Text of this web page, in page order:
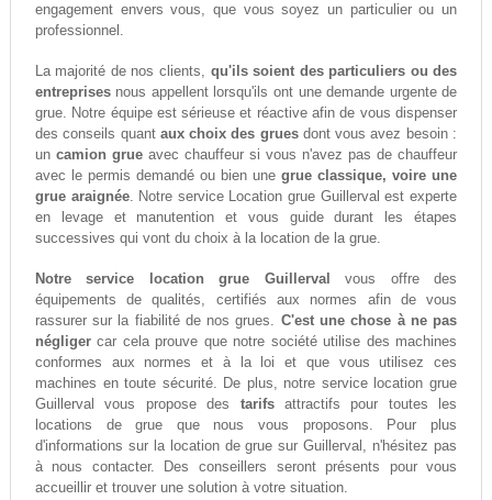
engagement envers vous, que vous soyez un particulier ou un
professionnel.
La majorité de nos clients, qu'ils soient des particuliers ou des
entreprisesnous appellent lorsqu'ils ont une demande urgente de
grue. Notre équipe est sérieuse et réactive afin de vous dispenser
des conseils quant aux choix des gruesdont vous avez besoin :
un camion grueavec chauffeur si vous n'avez pas de chauffeur
avec le permis demandé ou bien unegrue classique, voire une
grue araignée. Notre service Location grue Guillerval est experte
en levage et manutention et vous guide durant les étapes
successives qui vont du choix à la location de la grue.
Notre service location grue Guillerval
vous offre des
équipements de qualités, certifiés aux normes afin de vous
rassurer sur la fiabilité de nos grues. C'est une chose à ne pas
négligercar cela prouve que notre société utilise des machines
conformes aux normes et à la loi et que vous utilisez ces
machines en toute sécurité. De plus, notre service location grue
Guillerval vous propose des tarifsattractifs pour toutes les
locations de grue que nous vous proposons. Pour plus
d'informations sur la location de grue sur Guillerval, n'hésitez pas
à nous contacter. Des conseillers seront présents pour vous
accueillir et trouver une solution à votre situation.